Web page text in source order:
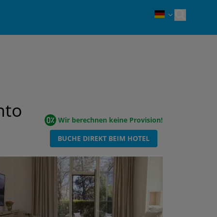
Wir berechnen keine Provision!
BUCHE DIREKT BEIM HOTEL